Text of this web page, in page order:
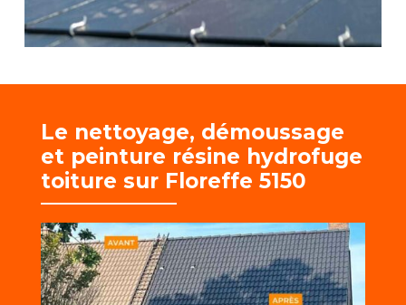
Le nettoyage, démoussage
et peinture résine hydrofuge
toiture sur Floreffe 5150